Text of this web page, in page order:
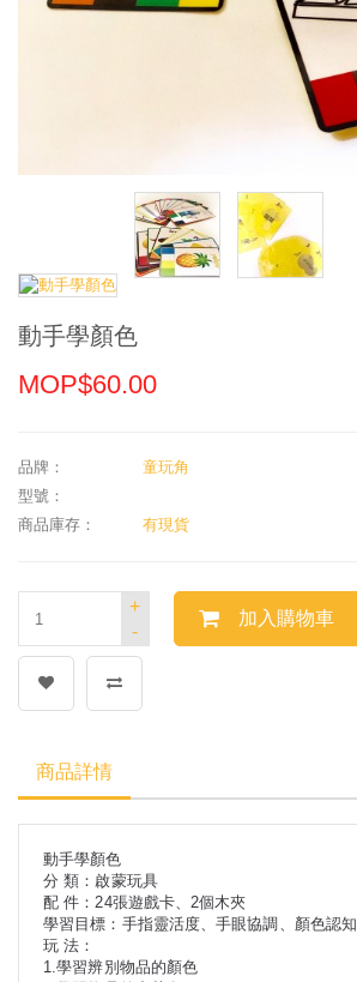
動手學顏色
MOP$60.00
品牌：
童玩角
型號：
商品庫存：
有現貨
-
+
加入購物車
商品詳情
動手學顏色
分 類：啟蒙玩具
配 件：24張遊戲卡、2個木夾
學習目標：手指靈活度、手眼協調、顏色認知
玩 法：
1.學習辨別物品的顏色